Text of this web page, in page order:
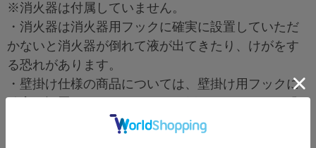
※消火器は付属していません。
・消火器は消火器用フックに確実に設置していただ
かないと消火器が倒れて液が出てきたり、けがをす
る恐れがあります。
・壁掛け仕様の商品については、壁掛け用フックに